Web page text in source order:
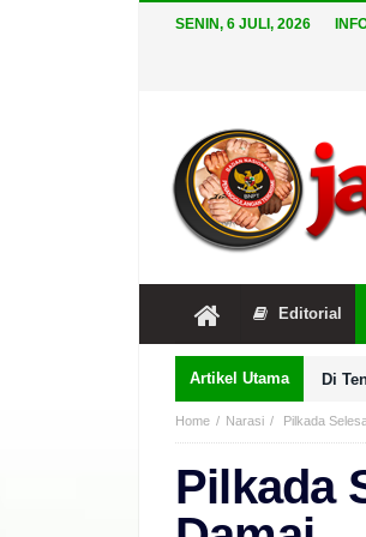
SENIN, 6 JULI, 2026
Editorial
Artikel Utama Di
Home Narasi Pilkada
Pilkada